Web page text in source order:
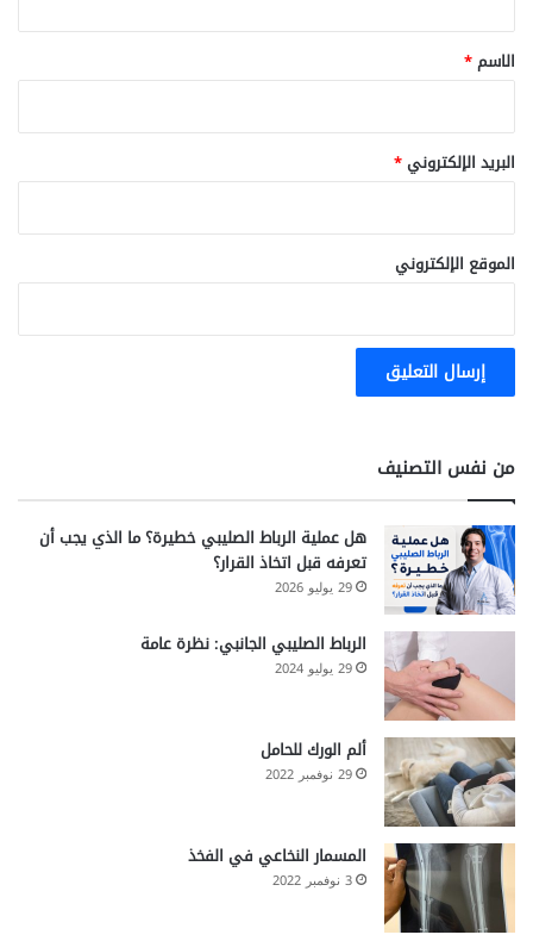
*
الاسم*
البريد الإلكتروني*
الموقع الإلكتروني
من نفس التصنيف
هل عملية الرباط الصليبي خطيرة؟ ما الذي يجب أن
تعرفه قبل اتخاذ القرار؟
29 يوليو 2026
الرباط الصليبي الجانبي: نظرة عامة
29 يوليو 2024
ألم الورك للحامل
29 نوفمبر 2022
المسمار النخاعي في الفخذ
3 نوفمبر 2022